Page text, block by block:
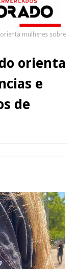
mulheres sobre
orienta
e
de